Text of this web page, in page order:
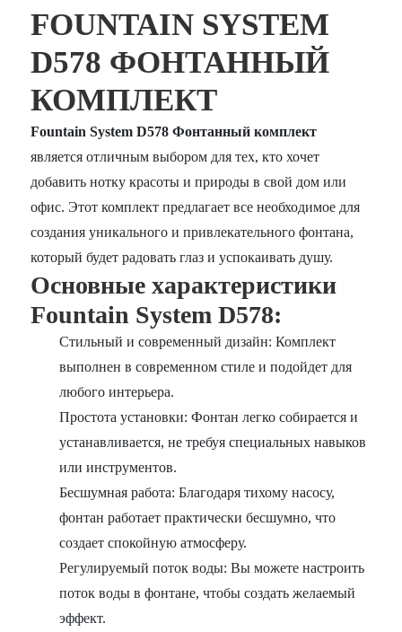
FOUNTAIN SYSTEM
D578 ФОНТАННЫЙ
КОМПЛЕКТ
Fountain System D578 Фонтанный комплект
является отличным выбором для тех, кто хочет
добавить нотку красоты и природы в свой дом или
офис. Этот комплект предлагает все необходимое для
создания уникального и привлекательного фонтана,
который будет радовать глаз и успокаивать душу.
Основные характеристики
Fountain System D578:
Стильный и современный дизайн: Комплект
выполнен в современном стиле и подойдет для
любого интерьера.
Простота установки: Фонтан легко собирается и
устанавливается, не требуя специальных навыков
или инструментов.
Бесшумная работа: Благодаря тихому насосу,
фонтан работает практически бесшумно, что
создает спокойную атмосферу.
Регулируемый поток воды: Вы можете настроить
поток воды в фонтане, чтобы создать желаемый
эффект.